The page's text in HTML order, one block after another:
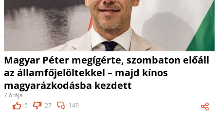
Magyar Péter megígérte, szombaton előáll
az államfőjelöltekkel – majd kínos
magyarázkodásba kezdett
7 órája
5
27 149